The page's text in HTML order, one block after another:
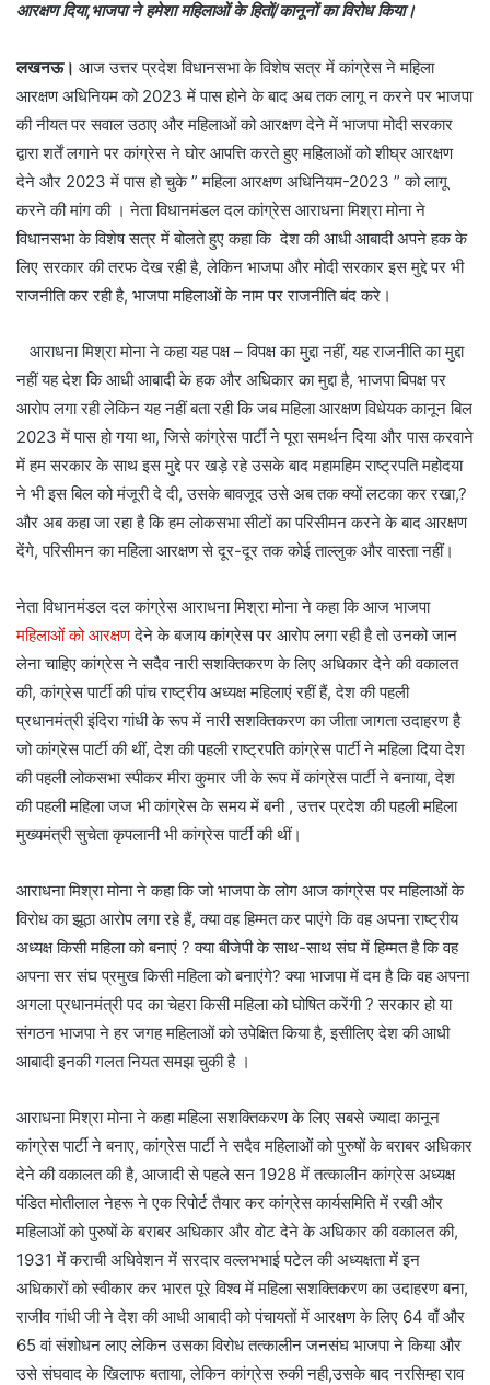
आरक्षण दिया,भाजपा ने हमेशा महिलाओं के हितों/कानूनों का विरोध किया।
लखनऊ। आज उत्तर प्रदेश विधानसभा के विशेष सत्र में कांग्रेस ने महिला
आरक्षण अधिनियम को 2023 में पास होने के बाद अब तक लागू न करने पर भाजपा
की नीयत पर सवाल उठाए और महिलाओं को आरक्षण देने में भाजपा मोदी सरकार
द्वारा शर्तें लगाने पर कांग्रेस ने घोर आपत्ति करते हुए महिलाओं को शीघ्र आरक्षण
देने और 2023 में पास हो चुके ” महिला आरक्षण अधिनियम-2023 ” को लागू
करने की मांग की । नेता विधानमंडल दल कांग्रेस आराधना मिश्रा मोना ने
विधानसभा के विशेष सत्र में बोलते हुए कहा कि देश की आधी आबादी अपने हक के
लिए सरकार की तरफ देख रही है, लेकिन भाजपा और मोदी सरकार इस मुद्दे पर भी
राजनीति कर रही है, भाजपा महिलाओं के नाम पर राजनीति बंद करे।
आराधना मिश्रा मोना ने कहा यह पक्ष – विपक्ष का मुद्दा नहीं, यह राजनीति का मुद्दा
नहीं यह देश कि आधी आबादी के हक और अधिकार का मुद्दा है, भाजपा विपक्ष पर
आरोप लगा रही लेकिन यह नहीं बता रही कि जब महिला आरक्षण विधेयक कानून बिल
2023 में पास हो गया था, जिसे कांग्रेस पार्टी ने पूरा समर्थन दिया और पास करवाने
में हम सरकार के साथ इस मुद्दे पर खड़े रहे उसके बाद महामहिम राष्ट्रपति महोदया
ने भी इस बिल को मंजूरी दे दी, उसके बावजूद उसे अब तक क्यों लटका कर रखा,?
और अब कहा जा रहा है कि हम लोकसभा सीटों का परिसीमन करने के बाद आरक्षण
देंगे, परिसीमन का महिला आरक्षण से दूर-दूर तक कोई ताल्लुक और वास्ता नहीं।
नेता विधानमंडल दल कांग्रेस आराधना मिश्रा मोना ने कहा कि आज भाजपा
महिलाओं को आरक्षणदेने के बजाय कांग्रेस पर आरोप लगा रही है तो उनको जान
लेना चाहिए कांग्रेस ने सदैव नारी सशक्तिकरण के लिए अधिकार देने की वकालत
की, कांग्रेस पार्टी की पांच राष्ट्रीय अध्यक्ष महिलाएं रहीं हैं, देश की पहली
प्रधानमंत्री इंदिरा गांधी के रूप में नारी सशक्तिकरण का जीता जागता उदाहरण है
जो कांग्रेस पार्टी की थीं, देश की पहली राष्ट्रपति कांग्रेस पार्टी ने महिला दिया देश
की पहली लोकसभा स्पीकर मीरा कुमार जी के रूप में कांग्रेस पार्टी ने बनाया, देश
की पहली महिला जज भी कांग्रेस के समय में बनी , उत्तर प्रदेश की पहली महिला
मुख्यमंत्री सुचेता कृपलानी भी कांग्रेस पार्टी की थीं।
आराधना मिश्रा मोना ने कहा कि जो भाजपा के लोग आज कांग्रेस पर महिलाओं के
विरोध का झूठा आरोप लगा रहे हैं, क्या वह हिम्मत कर पाएंगे कि वह अपना राष्ट्रीय
अध्यक्ष किसी महिला को बनाएं ? क्या बीजेपी के साथ-साथ संघ में हिम्मत है कि वह
अपना सर संघ प्रमुख किसी महिला को बनाएंगे? क्या भाजपा में दम है कि वह अपना
अगला प्रधानमंत्री पद का चेहरा किसी महिला को घोषित करेंगी ? सरकार हो या
संगठन भाजपा ने हर जगह महिलाओं को उपेक्षित किया है, इसीलिए देश की आधी
आबादी इनकी गलत नियत समझ चुकी है ।
आराधना मिश्रा मोना ने कहा महिला सशक्तिकरण के लिए सबसे ज्यादा कानून
कांग्रेस पार्टी ने बनाए, कांग्रेस पार्टी ने सदैव महिलाओं को पुरुषों के बराबर अधिकार
देने की वकालत की है, आजादी से पहले सन 1928 में तत्कालीन कांग्रेस अध्यक्ष
पंडित मोतीलाल नेहरू ने एक रिपोर्ट तैयार कर कांग्रेस कार्यसमिति में रखी और
महिलाओं को पुरुषों के बराबर अधिकार और वोट देने के अधिकार की वकालत की,
1931 में कराची अधिवेशन में सरदार वल्लभभाई पटेल की अध्यक्षता में इन
अधिकारों को स्वीकार कर भारत पूरे विश्व में महिला सशक्तिकरण का उदाहरण बना,
राजीव गांधी जी ने देश की आधी आबादी को पंचायतों में आरक्षण के लिए 64 वाँ और
65 वां संशोधन लाए लेकिन उसका विरोध तत्कालीन जनसंघ भाजपा ने किया और
उसे संघवाद के खिलाफ बताया, लेकिन कांग्रेस रुकी नही,उसके बाद नरसिम्हा राव